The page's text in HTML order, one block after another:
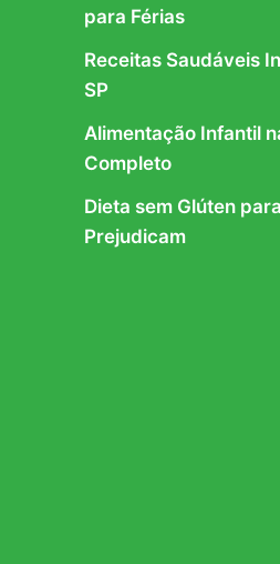
para Férias
Receitas Saudáveis
SP
Alimentação Infantil
Completo
Dieta sem Glúten
Prejudicam